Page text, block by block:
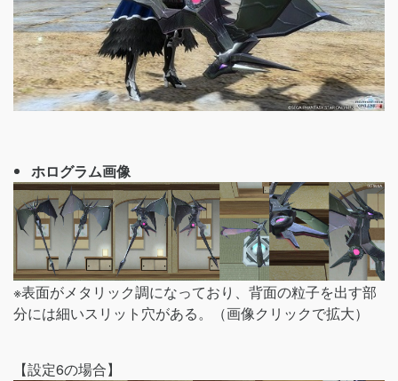
ホログラム画像
※表面がメタリック調になっており、背面の粒子を出す部
分には細いスリット穴がある。（画像クリックで拡大）
【設定6の場合】